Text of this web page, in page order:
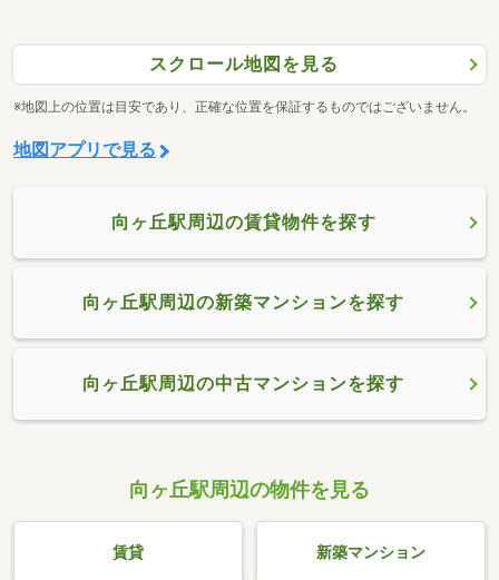
スクロール地図を見る
※地図上の位置は目安であり、正確な位置を保証するものではございません。
地図アプリで見る
向ヶ丘駅周辺の賃貸物件を探す
向ヶ丘駅周辺の新築マンションを探す
向ヶ丘駅周辺の中古マンションを探す
向ヶ丘駅周辺の物件を見る
賃貸 新築マンション